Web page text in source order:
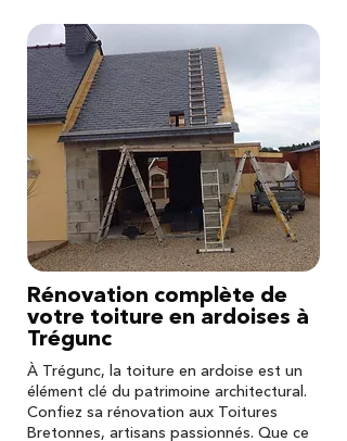
Rénovation complète de
votre toiture en ardoises à
Trégunc
À Trégunc, la toiture en ardoise est un
élément clé du patrimoine architectural.
Confiez sa rénovation aux Toitures
Bretonnes, artisans passionnés. Que ce